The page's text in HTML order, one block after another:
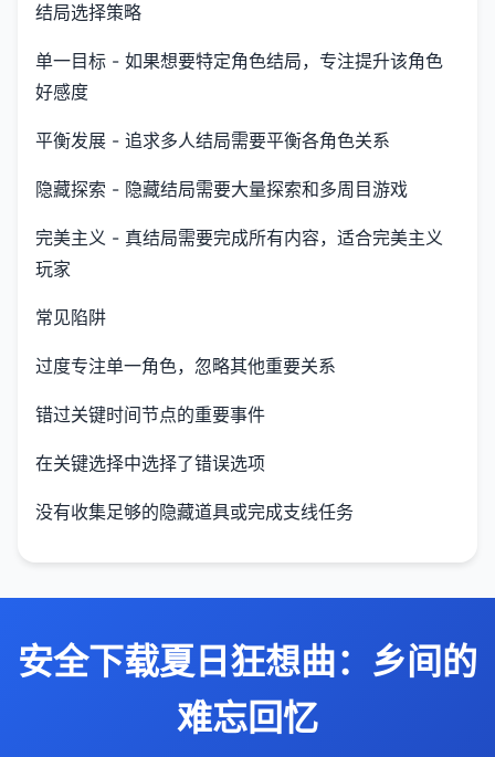
结局选择策略
单一目标 - 如果想要特定角色结局，专注提升该角色
好感度
平衡发展 - 追求多人结局需要平衡各角色关系
隐藏探索 - 隐藏结局需要大量探索和多周目游戏
完美主义 - 真结局需要完成所有内容，适合完美主义
玩家
常见陷阱
过度专注单一角色，忽略其他重要关系
错过关键时间节点的重要事件
在关键选择中选择了错误选项
没有收集足够的隐藏道具或完成支线任务
安全下载夏日狂想曲：乡间的
难忘回忆